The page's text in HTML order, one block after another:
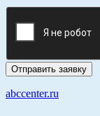
abccenter.ru